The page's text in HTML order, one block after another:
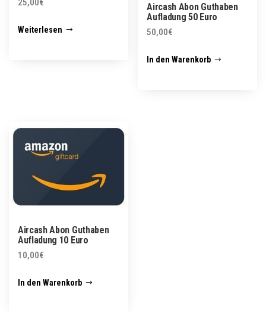
25,00€
Weiterlesen
Aircash Abon Guthaben
Aufladung 50 Euro
50,00€
In den Warenkorb
Aircash Abon Guthaben
Aufladung 10 Euro
10,00€
In den Warenkorb